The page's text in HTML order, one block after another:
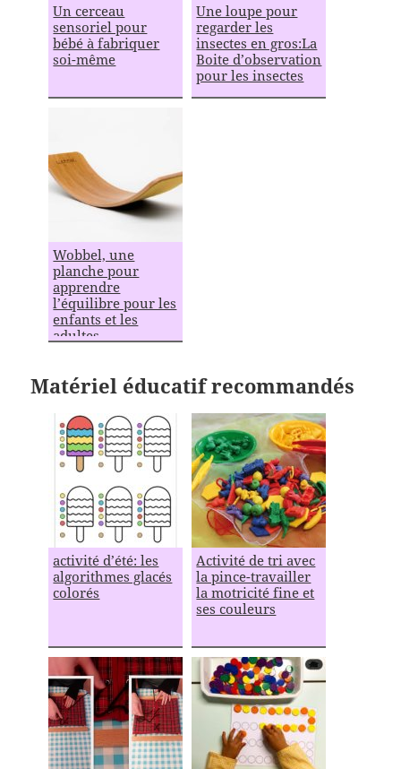
Un cerceau
sensoriel pour
bébé à fabriquer
soi-même
Une loupe pour
regarder les
insectes en gros:La
Boite d’observation
pour les insectes
Wobbel, une
planche pour
apprendre
l’équilibre pour les
enfants et les
adultes
Matériel éducatif recommandés
activité d’été: les
algorithmes glacés
colorés
Activité de tri avec
la pince-travailler
la motricité fine et
ses couleurs